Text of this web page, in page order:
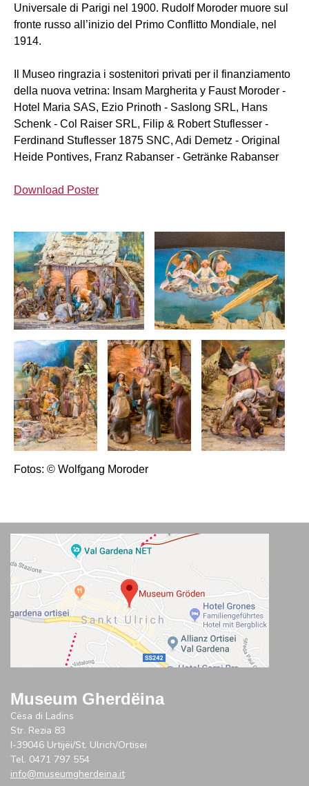
Universale di Parigi nel 1900. Rudolf Moroder muore sul
fronte russo all’inizio del Primo Conflitto Mondiale, nel
1914.
Il Museo ringrazia i sostenitori privati per il finanziamento
della nuova vetrina: Insam Margherita y Faust Moroder -
Hotel Maria SAS, Ezio Prinoth - Saslong SRL, Hans
Schenk - Col Raiser SRL, Filip & Robert Stuflesser -
Ferdinand Stuflesser 1875 SNC, Adi Demetz - Original
Heide Pontives, Franz Rabanser - Getränke Rabanser
Download Poster
Fotos: © Wolfgang Moroder
Museum Gherdëina
Cësa di Ladins
Str. Rezia 83
I-39046 Urtijëi/St. Ulrich/Ortisei
Tel. 0471 797 554
info@museumgherdeina.it